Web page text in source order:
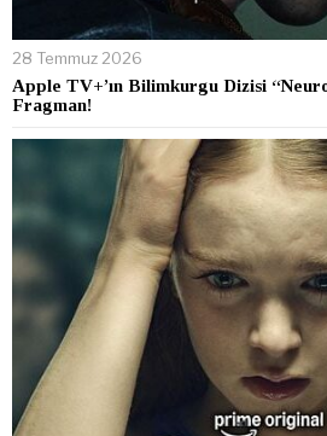
28 Temmuz 2026
Apple TV+’ın Bilimkurgu Dizisi
Fragman!